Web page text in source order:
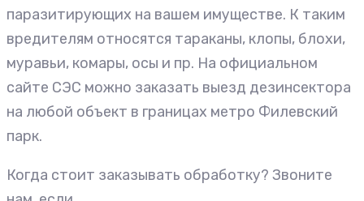
паразитирующих на вашем имуществе. К таким
вредителям относятся тараканы, клопы, блохи,
муравьи, комары, осы и пр. На официальном
сайте СЭС можно заказать выезд дезинсектора
на любой объект в границах метро Филевский
парк.
Когда стоит заказывать обработку? Звоните